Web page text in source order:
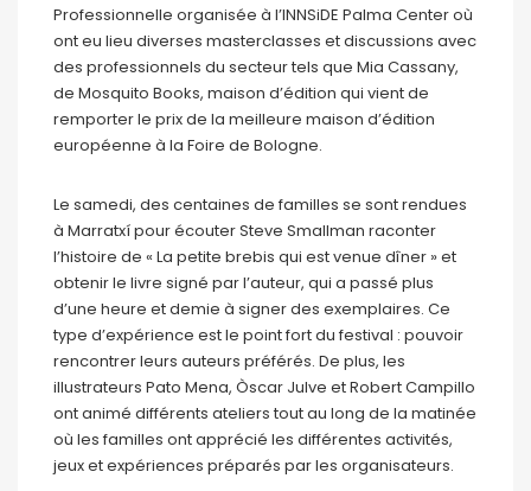
Professionnelle organisée à l’INNSiDE Palma Center où
ont eu lieu diverses masterclasses et discussions avec
des professionnels du secteur tels que Mia Cassany,
de Mosquito Books, maison d’édition qui vient de
remporter le prix de la meilleure maison d’édition
européenne à la Foire de Bologne.
Le samedi, des centaines de familles se sont rendues
à Marratxí pour écouter Steve Smallman raconter
l’histoire de « La petite brebis qui est venue dîner » et
obtenir le livre signé par l’auteur, qui a passé plus
d’une heure et demie à signer des exemplaires. Ce
type d’expérience est le point fort du festival : pouvoir
rencontrer leurs auteurs préférés. De plus, les
illustrateurs Pato Mena, Òscar Julve et Robert Campillo
ont animé différents ateliers tout au long de la matinée
où les familles ont apprécié les différentes activités,
jeux et expériences préparés par les organisateurs.